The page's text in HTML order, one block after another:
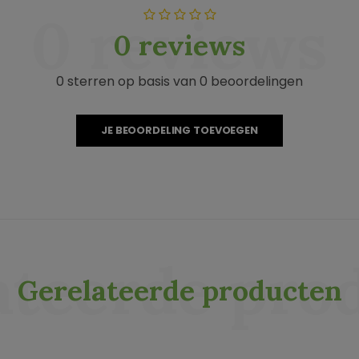
0 reviews
0 reviews
0 sterren op basis van 0 beoordelingen
JE BEOORDELING TOEVOEGEN
Gerelateerde producten